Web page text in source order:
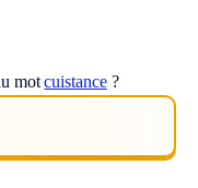
motcuistance?